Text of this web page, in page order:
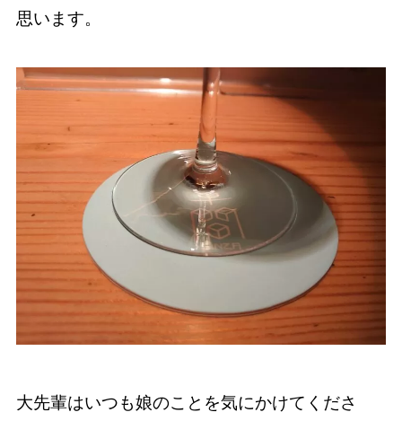
思います。
大先輩はいつも娘のことを気にかけてくださ